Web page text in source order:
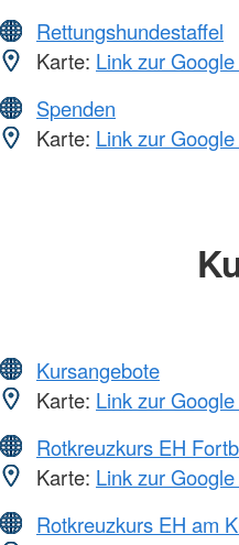
Rettungshundestaffel
Karte: Link zur
Spenden
Karte: Link zur
Kursangebote
Karte: Link zur
Rotkreuzkurs EH
Karte: Link zur
Rotkreuzkurs EH am